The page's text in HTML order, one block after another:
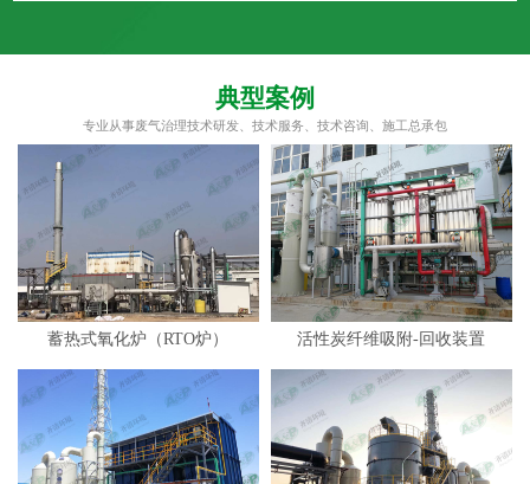
典型案例
专业从事废气治理技术研发、技术服务、技术咨询、施工总承包
蓄热式氧化炉（RTO炉） 活性炭纤维吸附-回收装置